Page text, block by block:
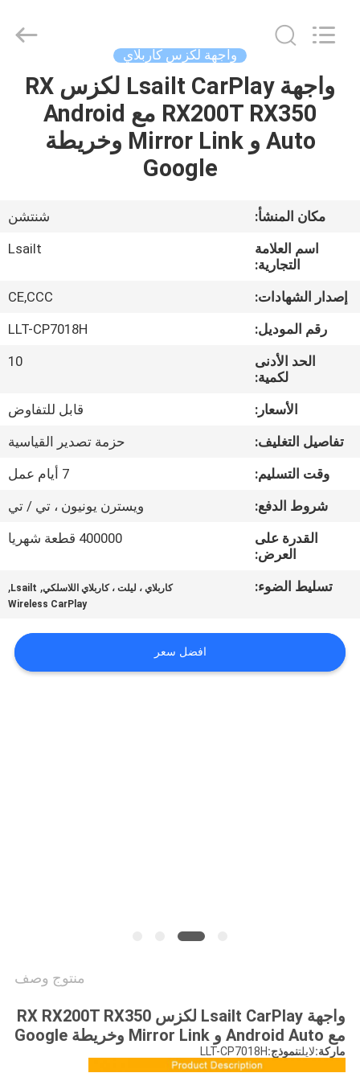
منزل،
أشرطة
فيديو
معلومات
جولة
المعمل
مراقبة
الجودة
أخبار
Electron
Co.,Ltd.
واجهة لكزس كاربلاي
واجهة Lsailt CarPlay لكزس RX
RX200T RX350 مع Android
Auto و Mirror Link وخريطة
Google
مكان المنشأ:
شنتشن
اسم العلامة
التجارية:
Lsailt
إصدار الشهادات:
CE,CCC
رقم الموديل:
LLT-CP7018H
الحد الأدنى
لكمية:
10
الأسعار:
قابل للتفاوض
تفاصيل التغليف:
حزمة تصدير القياسية
وقت التسليم:
7 أيام عمل
شروط الدفع:
ويسترن يونيون ، تي / تي
القدرة على
العرض:
400000 قطعة شهريا
تسليط الضوء: كاربلاي ، ليلت ، كاربلاي اللاسلكي,
Lsailt
,
Wireless CarPlay
افضل سعر
منتوج وصف
واجهة Lsailt CarPlay لكزس RX RX200T RX350
مع Android Auto و Mirror Link وخريطة Google
ماركة:لايلتنموذج:LLT-CP7018H